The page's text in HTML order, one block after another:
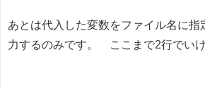
あとは代入した変数をファイル名に指
力するのみです。 ここまで2行でいけ